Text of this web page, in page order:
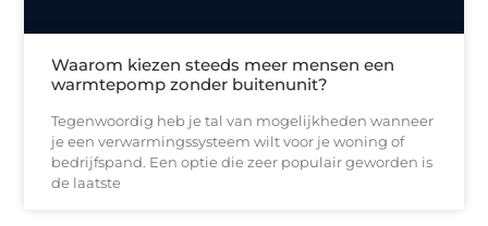
Waarom kiezen steeds meer mensen een
warmtepomp zonder buitenunit?
Tegenwoordig heb je tal van mogelijkheden wanneer
je een verwarmingssysteem wilt voor je woning of
bedrijfspand. Een optie die zeer populair geworden is
de laatste